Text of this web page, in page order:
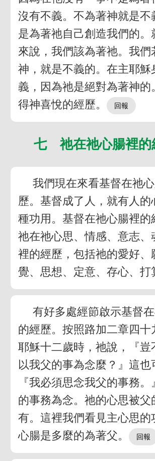
沒有不義。不為著神就是不
是為著祂自己創造我們的。
來說，我們該為著祂。我們
神，就是不義的。在主耶穌
義，因為祂是絕對為著神的
得神喜悅的經歷。
七 祂在祂心腸裡的
我們現在來看基督在祂
歷。基督成了人，就有人的
種功用。基督在祂心腸裡的
祂在祂心思、情感、意志、
裡的經歷，包括祂的愛好、
覺、思想、定意、存心、打
有好多處經節啟示基督
的經歷。按照路加二章四十
耶穌十二歲時，祂說，『豈
以我父的事為念麼？』這也
『我必須思念我父的事務
的事務為念。祂的心思被父
有。這裡我們看見主心思的
心腸是多麼的為著父。